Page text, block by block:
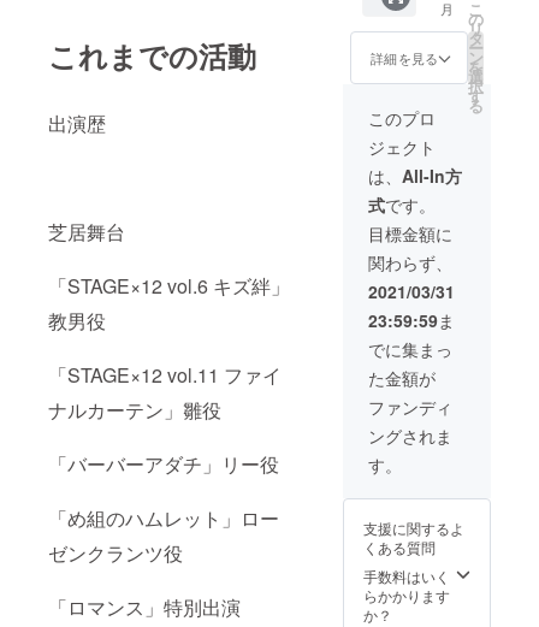
これまでの活動
出演歴
芝居舞台
「STAGE×12 vol.6 キズ絆」
教男役
「STAGE×12 vol.11 ファイ
ナルカーテン」雛役
「バーバーアダチ」リー役
「め組のハムレット」ロー
ゼンクランツ役
「ロマンス」特別出演
の文を
お付け
してお
送りい
たしま
す。
月
詳細を見る
こ
の
リ
タ
ー
ン
を
選
択
す
る
このプロ
ジェクト
は、 All-In方
式です。
目標金額に
関わらず、
2021/03/31
23:59:59ま
でに集まっ
た金額が
ファンディ
ングされま
す。
支援に関するよ
くある質問
手数料はいく
らかかります
か？